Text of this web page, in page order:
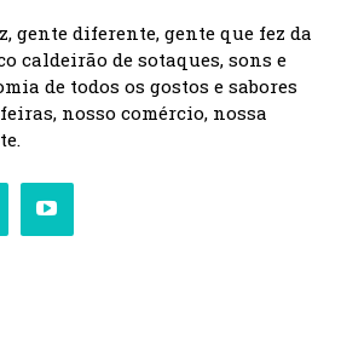
gente diferente, gente que fez da
caldeirão de sotaques, sons e
de todos os gostos e sabores
nosso comércio, nossa